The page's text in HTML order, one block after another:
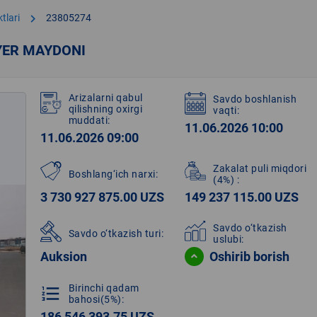
chevron_right 23805274
MAYDONI
Arizalarni qabul
qilishning oxirgi
muddati:
11.06.2026 09:00
Savdo boshlanish
vaqti:
11.06.2026 10:00
Boshlang‘ich narxi:
3 730 927 875.00 UZS
Zakalat puli miqdori
(4%) :
149 237 115.00 UZS
Savdo o‘tkazish turi:
Auksion
Savdo o‘tkazish
uslubi:
Oshirib borish
format_list_numbered
Birinchi qadam
bahosi(5%):